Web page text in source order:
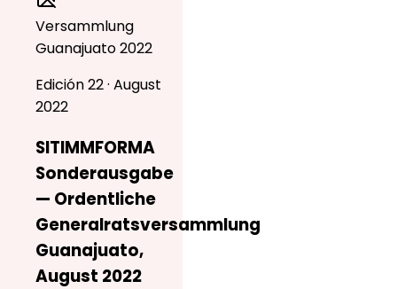
Versammlung
Guanajuato 2022
Edición 22 · August
2022
SITIMMFORMA
Sonderausgabe
— Ordentliche
Generalratsversammlung
Guanajuato,
August 2022